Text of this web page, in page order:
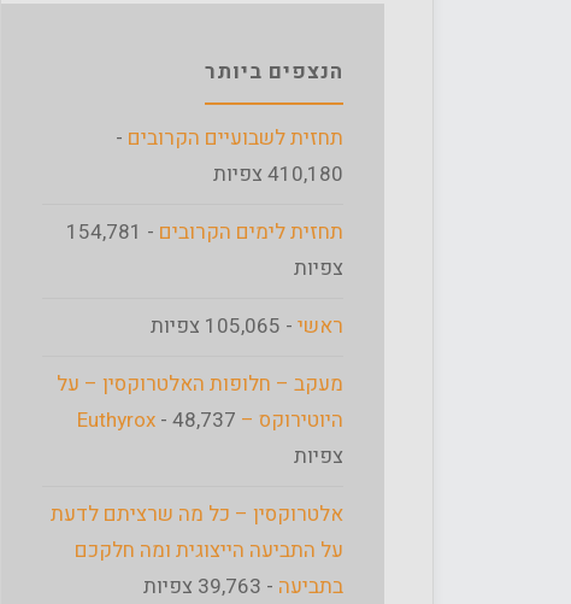
הנצפים ביותר
תחזית לשבועיים הקרובים -
410,180 צפיות
תחזית לימים הקרובים
- 154,781
צפיות
ראשי - 105,065 צפיות
מעקב – חלופות האלטרוקסין – על
היוטירוקס – Euthyrox - 48,737
צפיות
אלטרוקסין – כל מה שרציתם לדעת
על התביעה הייצוגית ומה חלקכם
בתביעה - 39,763 צפיות